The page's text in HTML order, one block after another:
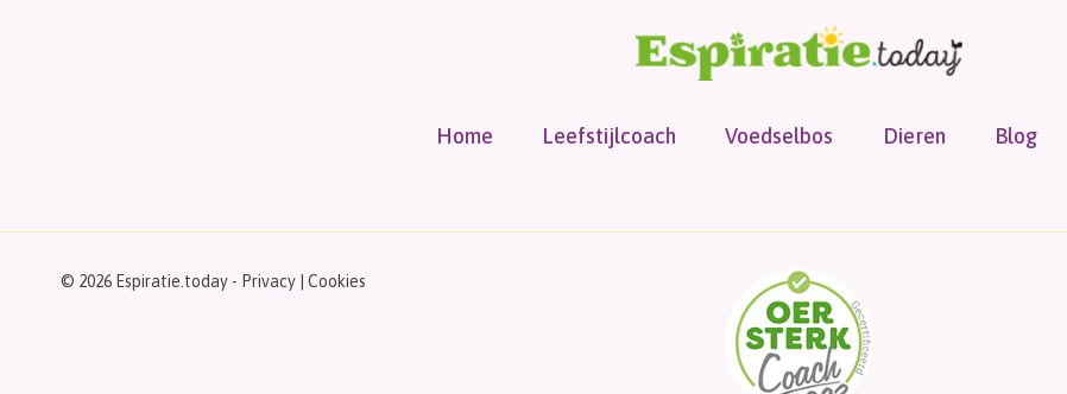
Home Leefstijlcoach Voedselbos Dieren Blog
© 2026 Espiratie.today - Privacy Cookies